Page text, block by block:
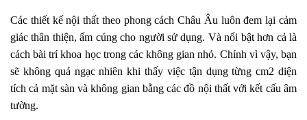
Các thiết kế nội thất theo phong cách Châu Âu luôn đem lại cảm
giác thân thiện, ấm cúng cho người sử dụng. Và nổi bật hơn cả là
cách bài trí khoa học trong các không gian nhỏ. Chính vì vậy, bạn
sẽ không quá ngạc nhiên khi thấy việc tận dụng từng cm2 diện
tích cả mặt sàn và không gian bằng các đồ nội thất với kết cấu âm
tường.